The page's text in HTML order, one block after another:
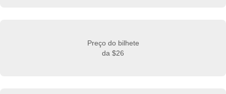
Preço do bilhete
da $26